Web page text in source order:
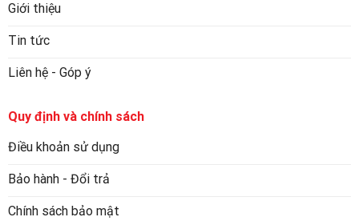
Giới thiệu
Tin tức
Liên hệ - Góp ý
Quy định và chính sách
Điều khoản sử dụng
Bảo hành - Đổi trả
Chính sách bảo mật